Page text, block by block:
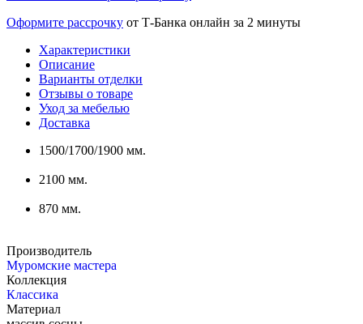
Оформите рассрочку от Т-Банка онлайн за 2 минуты
Характеристики
Описание
Варианты отделки
Отзывы о товаре
Уход за мебелью
Доставка
1500/1700/1900 мм.
2100 мм.
870 мм.
Производитель
Муромские мастера
Коллекция
Классика
Материал